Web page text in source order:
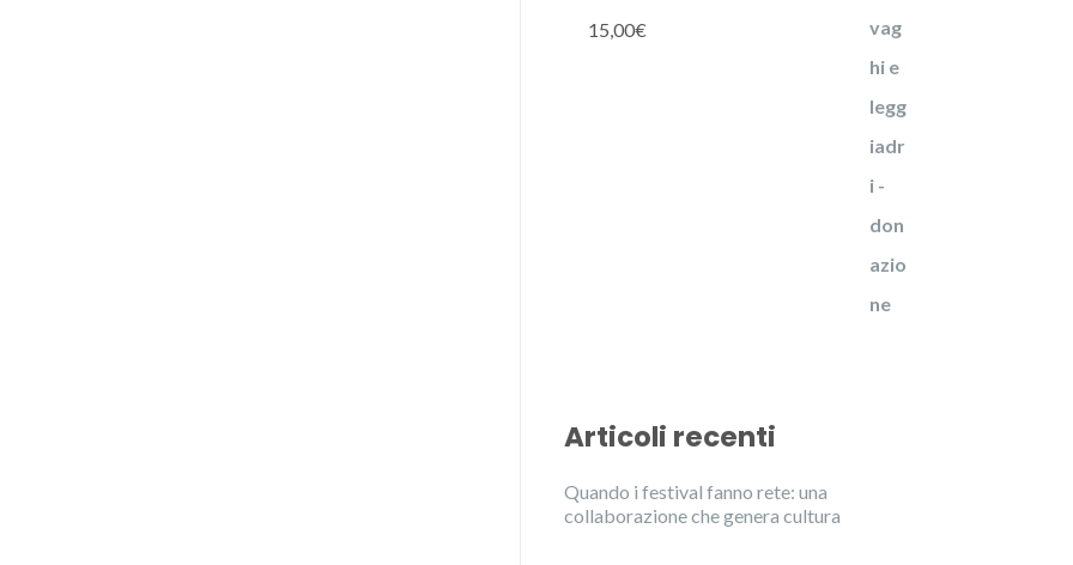
15,00€
Articoli recenti
Quando i festival fanno rete: una
collaborazione che genera cultura